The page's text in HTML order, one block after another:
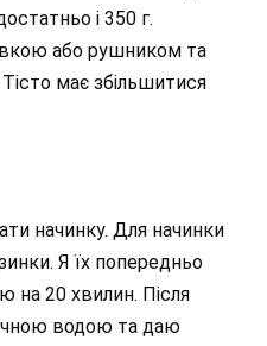
і 350 г.
або рушником та
має збільшитися
начинку. Для начинки
Я їх попередньо
20 хвилин. Після
водою та даю